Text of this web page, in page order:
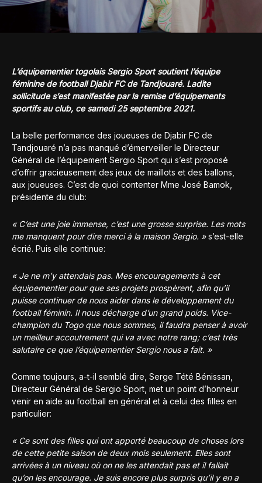
L’équipementier togolais Sergio Sport soutient l’équipe
féminine de football Djabir FC de Tandjouaré. Ladite
sollicitude s’est manifestée par la remise d’équipements
sportifs au club, ce samedi 25 septembre 2021.
La belle performance des joueuses de Djabir FC de
Tandjouaré n’a pas manqué d’émerveiller le Directeur
Général de l’équipement Sergio Sport qui s’est proposé
d’offrir gracieusement des jeux de maillots et des ballons,
aux joueuses. C’est de quoi contenter Mme José Bamok,
présidente du club:
« C’est une joie immense, c’est une grosse surprise. Les mots
me manquent pour dire merci à la maison Sergio. »s’est-elle
écrié. Puis elle continue:
« Je ne m’y attendais pas. Mes encouragements à cet
équipementier pour que ses projets prospèrent, afin qu’il
puisse continuer de nous aider dans le développement du
football féminin. Il nous décharge d’un grand poids. Vice-
champion du Togo que nous sommes, il faudra penser à avoir
un meilleur accoutrement qui va avec notre rang; c’est très
salutaire ce que l’équipementier Sergio nous a fait. »
Comme toujours, a-t-il semblé dire, Serge Tété Bénissan,
Directeur Général de Sergio Sport, met un point d’honneur
venir en aide au football en général et à celui des filles en
particulier:
« Ce sont des filles qui ont apporté beaucoup de choses lors
de cette petite saison de deux mois seulement. Elles sont
arrivées à un niveau où on ne les attendait pas et il fallait
qu’on les encourage. Je suis encore plus surpris qu’il y en a